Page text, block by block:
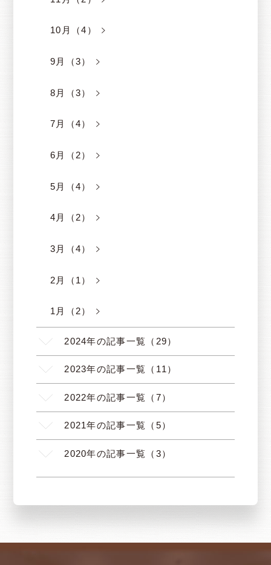
10月（4）
9月（3）
8月（3）
7月（4）
6月（2）
5月（4）
4月（2）
3月（4）
2月（1）
1月（2）
2024年の記事一覧（29）
2023年の記事一覧（11）
2022年の記事一覧（7）
2021年の記事一覧（5）
2020年の記事一覧（3）